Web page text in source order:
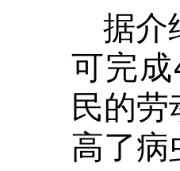
据介
可完
民的
高了